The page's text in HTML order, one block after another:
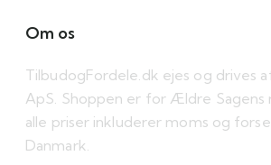
Om os
TilbudogFordele.dk ejes og drives
ApS. Shoppen er for Ældre Sagens
alle priser inkluderer moms og
Danmark.